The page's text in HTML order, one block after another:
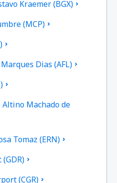
Kraemer (BGX)
(MCP)
Dias (AFL)
Machado de
Tomaz (ERN)
(CGR)